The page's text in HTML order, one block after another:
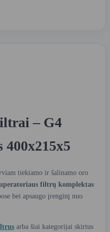
– G4
tiekiamo ir šalinamo oro
filtrų komplektas
bei apsaugo įrenginį nuo
arba šiai kategorijai skirtus